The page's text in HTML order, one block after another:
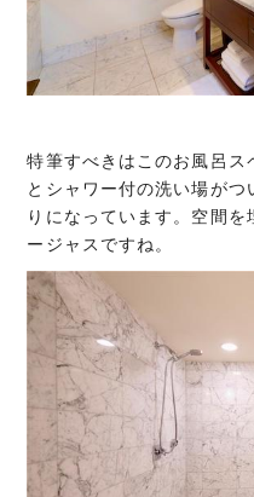
特筆すべきはこのお風呂ス
とシャワー付の洗い場が
りになっています。空間
ージャスですね。